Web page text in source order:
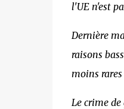
l'UE n'est
Dernière
raisons
moins
Le crime